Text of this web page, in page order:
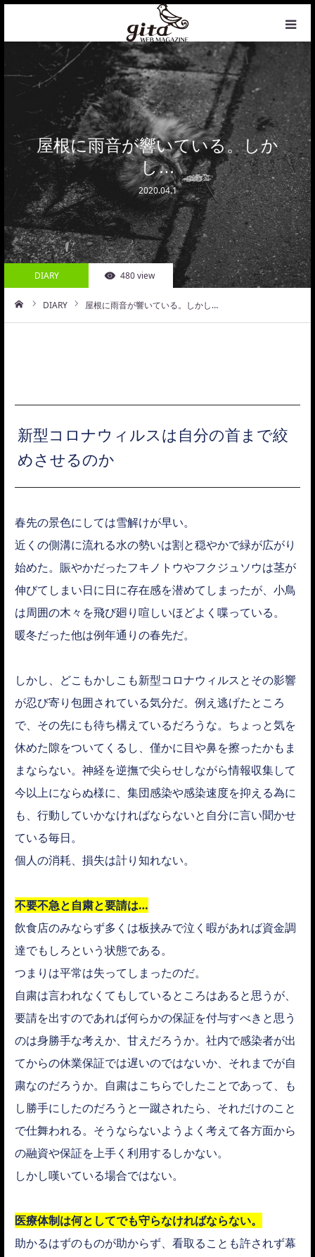
屋根に雨音が響いている。しか
し…
2020.04.1
DIARY 480 view
DIARY 屋根に雨音が響いている。しかし…
新型コロナウィルスは自分の首まで絞
めさせるのか
春先の景色にしては雪解けが早い。
近くの側溝に流れる水の勢いは割と穏やかで緑が広がり
始めた。賑やかだったフキノトウやフクジュソウは茎が
伸びてしまい日に日に存在感を潜めてしまったが、小鳥
は周囲の木々を飛び廻り喧しいほどよく喋っている。
暖冬だった他は例年通りの春先だ。
しかし、どこもかしこも新型コロナウィルスとその影響
が忍び寄り包囲されている気分だ。例え逃げたところ
で、その先にも待ち構えているだろうな。ちょっと気を
休めた隙をついてくるし、僅かに目や鼻を擦ったかもま
まならない。神経を逆撫で尖らせしながら情報収集して
今以上にならぬ様に、集団感染や感染速度を抑える為に
も、行動していかなければならないと自分に言い聞かせ
ている毎日。
個人の消耗、損失は計り知れない。
不要不急と自粛と要請は…
飲食店のみならず多くは板挟みで泣く暇があれば資金調
達でもしろという状態である。
つまりは平常は失ってしまったのだ。
自粛は言われなくてもしているところはあると思うが、
要請を出すのであれば何らかの保証を付与すべきと思う
のは身勝手な考えか、甘えだろうか。社内で感染者が出
てからの休業保証では遅いのではないか、それまでが自
粛なのだろうか。自粛はこちらでしたことであって、も
し勝手にしたのだろうと一蹴されたら、それだけのこと
で仕舞われる。そうならないようよく考えて各方面から
の融資や保証を上手く利用するしかない。
しかし嘆いている場合ではない。
医療体制は何としてでも守らなければならない。
助かるはずのものが助からず、看取ることも許されず幕
HOME
NEWS
WEB MAGAZINE
COFFEE
PHOTO&DESIGN
PROFILE
CONTACT